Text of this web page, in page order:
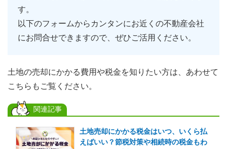
す。
以下のフォームからカンタンにお近くの不動産会社
にお問合せできますので、ぜひご活用ください。
土地の売却にかかる費用や税金を知りたい方は、あわせて
こちらもご覧ください。
関連記事
土地売却にかかる税金はいつ、いくら払
えばいい？節税対策や相続時の税金もわ